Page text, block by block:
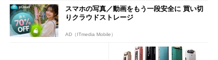
スマホの写真／動画をもう一段安全に 買い切
りクラウドストレージ
AD（ITmedia Mobile）